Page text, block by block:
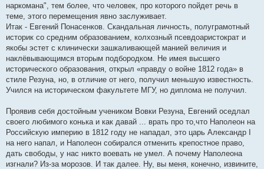
наркомана", тем более, что человек, про которого пойдет речь в
теме, этого перемещения явно заслуживает.
Итак - Евгений Понасенков. Скандальная личность, полуграмотный
историк со средним образованием, колхозный псевдоаристократ и
якобы эстет с клинически зашкаливающей манией величия и
наклёвывающимся вторым подбородком. Не имея высшего
исторического образования, открыл «правду о войне 1812 года» в
стиле Резуна, но, в отличие от него, получил меньшую известность.
Учился на историческом факультете МГУ, но диплома не получил.
Проявив себя достойным учеником Вовки Резуна, Евгений оседлал
своего любимого конька и как давай ... врать про то,что Наполеон на
Российскую империю в 1812 году не нападал, это царь Александр I
на него напал, и Наполеон собирался отменить крепостное право,
дать свободы, у нас никто воевать не умел. А почему Наполеона
изгнали? Из-за морозов. И так далее. Ну, вы меня, конечно, извините,